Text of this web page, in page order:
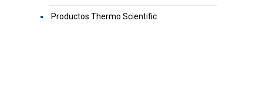
Productos Thermo Scientific